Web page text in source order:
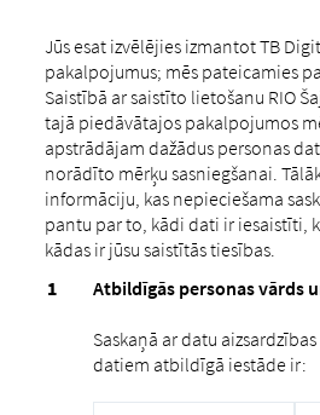
Jūs esat izvēlējies izmantot TB
pakalpojumus; mēs pateicamies
Saistībā ar saistīto lietošanu RIO
tajā piedāvātajos pakalpojumos
apstrādājam dažādus personas
norādīto mērķu sasniegšanai.
informāciju, kas nepieciešama
pantu par to, kādi dati ir iesaistīti,
kādas ir jūsu saistītās tiesības.
Atbildīgās personas vārds
Saskaņā ar datu
datiem atbildīgā iestāde ir: